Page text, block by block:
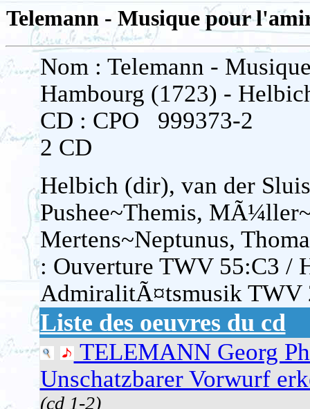
Telemann - Musique pour
Nom : Telemann -
Hambourg (1723) -
CD : CPO 999373-2
2 CD
Helbich (dir), van der
Pushee~Themis,
Mertens~Neptunus,
: Ouverture TWV 55:C3 /
AdmiralitÃ¤tsmusik TWV
Liste des oeuvres du cd
TELEMANN Georg
Unschatzbarer Vorwurf
(cd 1-2)